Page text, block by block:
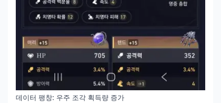
데이터 팽창: 우주 조각 획득량 증가